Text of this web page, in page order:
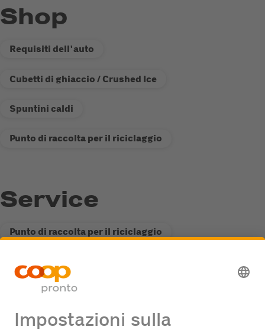
Shop
Requisiti dell'auto
Cubetti di ghiaccio / Crushed Ice
Spuntini caldi
Punto di raccolta per il riciclaggio
Service
Punto di raccolta per il riciclaggio
Offerte di lavoro